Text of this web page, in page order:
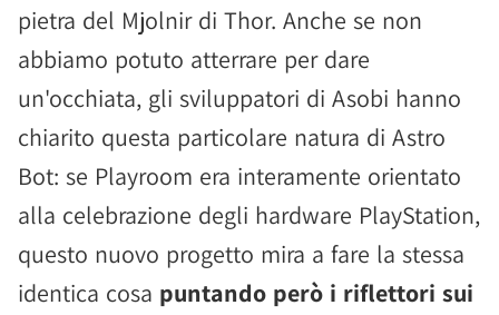
pietra del Mjolnir di Thor. Anche se non
abbiamo potuto atterrare per dare
un'occhiata, gli sviluppatori di Asobi hanno
chiarito questa particolare natura di Astro
Bot: se Playroom era interamente orientato
alla celebrazione degli hardware PlayStation,
questo nuovo progetto mira a fare la stessa
identica cosa puntando però i riflettori sui